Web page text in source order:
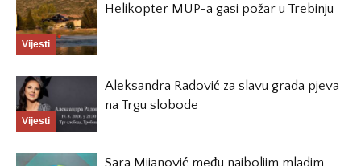
Vijesti
Helikopter MUP-a gasi požar u Trebinju
Vijesti
Aleksandra Radović za slavu grada pjeva
na Trgu slobode
Sara Mijanović među najboljim mladim